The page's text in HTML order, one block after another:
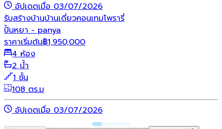
อัปเดตเมื่อ 03/07/2026
รับสร้างบ้านบ้านเดี่ยวคอนเทมโพรารี่
ปั้นหยา - panya
ราคาเริ่มต้น฿1,950,000
4 ห้อง
2 น้ำ
1 ชั้น
108 ตร.ม
อัปเดตเมื่อ 03/07/2026